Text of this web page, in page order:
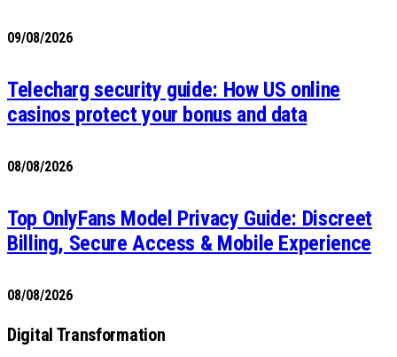
09/08/2026
Telecharg security guide: How US online
casinos protect your bonus and data
08/08/2026
Top OnlyFans Model Privacy Guide: Discreet
Billing, Secure Access & Mobile Experience
08/08/2026
Digital Transformation